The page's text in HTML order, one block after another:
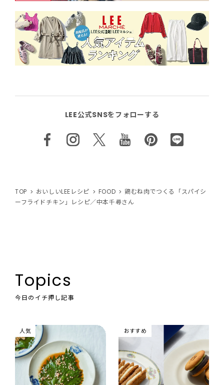
LEE公式SNSをフォローする
TOP おいしいLEEレシピ FOOD
鶏むね肉でつくる「スパイシ
ーフライドチキン」レシピ／中本千尋さん
Topics
今日のイチ押し記事
人気 おすすめ